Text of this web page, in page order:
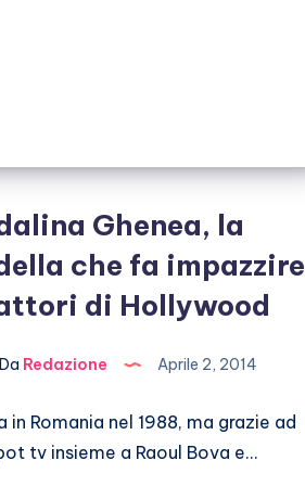
Ghenea, la
che fa impazzire
di Hollywood
Da Redazione Aprile 2, 2014
in Romania nel 1988, ma grazie ad
tv insieme a Raoul Bova e…